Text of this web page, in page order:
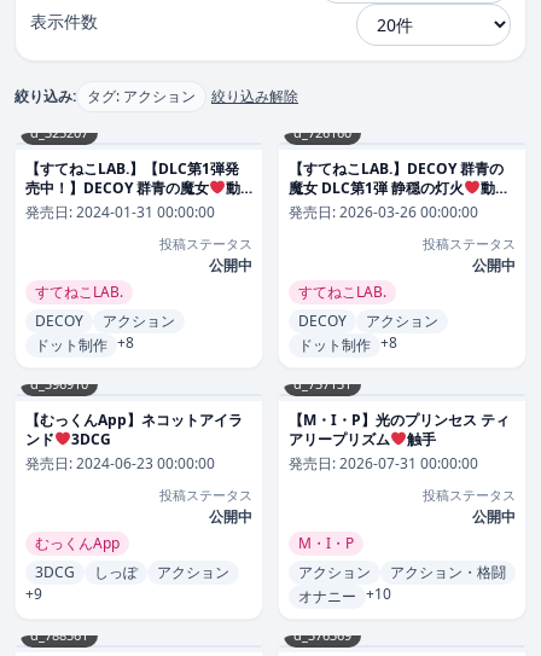
表示件数
絞り込み: タグ: アクション 絞り込み解除
d_325207
【すてねこLAB.】【DLC第1弾発
売中！】DECOY 群青の魔女
動
画・アニメーション
発売日:2024-01-31 00:00:00
投稿ステータス
公開中
すてねこLAB.
DECOY
アクション
ドット制作 +8
d_726160
【すてねこLAB.】DECOY 群青の
魔女 DLC第1弾 静穏の灯火
動
画・アニメーション
発売日:2026-03-26 00:00:00
投稿ステータス
公開中
すてねこLAB.
DECOY
アクション
ドット制作 +8
d_396910
【むっくんApp】ネコットアイラ
ンド
3DCG
発売日:2024-06-23 00:00:00
投稿ステータス
公開中
むっくんApp
3DCG
しっぽ
アクション
+9
d_757131
【M・I・P】光のプリンセス ティ
アリープリズム
触手
発売日:2026-07-31 00:00:00
投稿ステータス
公開中
M・I・P
アクション
アクション・格闘
オナニー +10
d_788561 d_376369